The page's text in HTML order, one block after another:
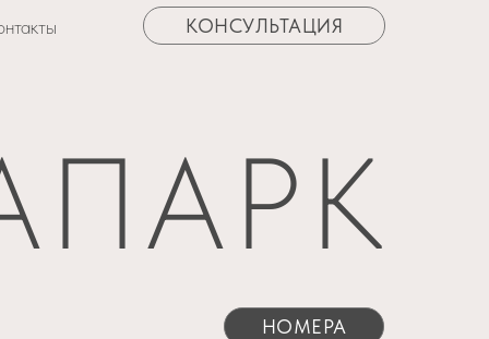
НОМЕРА
КОНСУЛЬТАЦИЯ